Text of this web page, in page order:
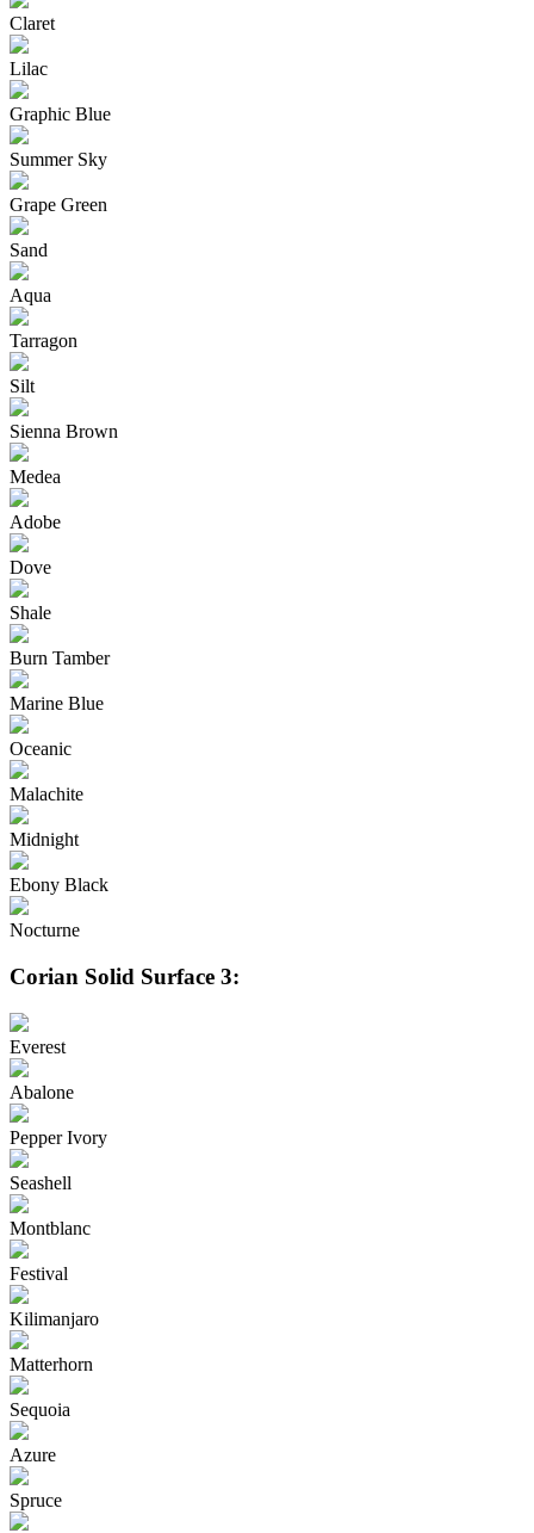
Claret
Lilac
Graphic Blue
Summer Sky
Grape Green
Sand
Aqua
Tarragon
Silt
Sienna Brown
Medea
Adobe
Dove
Shale
Burn Tamber
Marine Blue
Oceanic
Malachite
Midnight
Ebony Black
Nocturne
Corian Solid Surface 3:
Everest
Abalone
Pepper Ivory
Seashell
Montblanc
Festival
Kilimanjaro
Matterhorn
Sequoia
Azure
Spruce